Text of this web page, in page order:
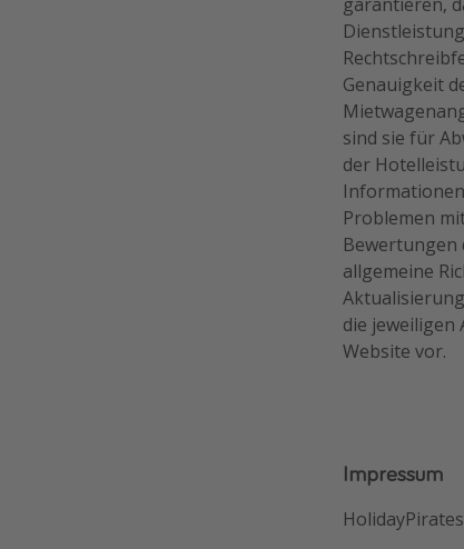
Genauigkeit
sind sie für
der
Problemen
Bewertungen
allgemeine
die jeweiligen
Website vor.
Impressum